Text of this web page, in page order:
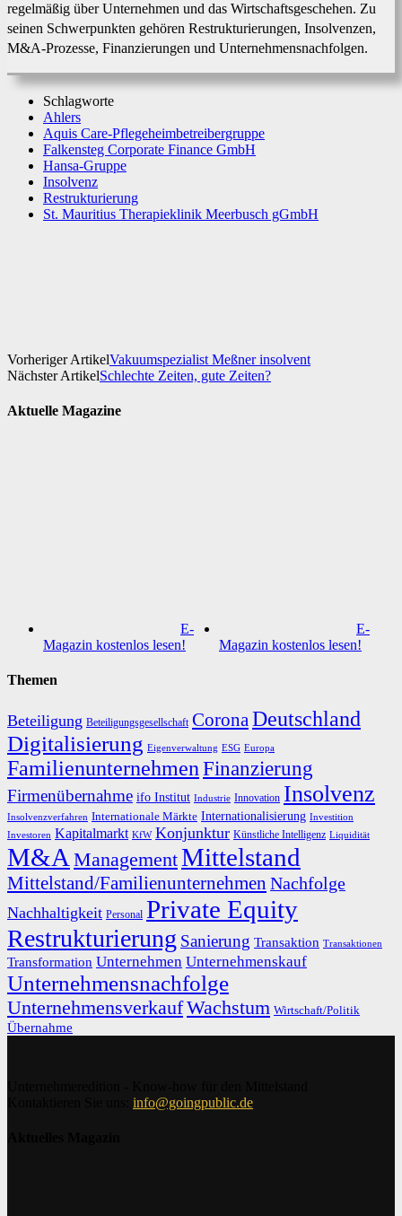
regelmäßig über Unternehmen und das Wirtschaftsgeschehen. Zu
seinen Schwerpunkten gehören Restrukturierungen, Insolvenzen,
M&A-Prozesse, Finanzierungen und Unternehmensnachfolgen.
Schlagworte
Ahlers
Aquis Care-Pflegeheimbetreibergruppe
Falkensteg Corporate Finance GmbH
Hansa-Gruppe
Insolvenz
Restrukturierung
St. Mauritius Therapieklinik Meerbusch gGmbH
Vorheriger ArtikelVakuumspezialist Meßner insolvent
Nächster ArtikelSchlechte Zeiten, gute Zeiten?
Aktuelle Magazine
E-
Magazin kostenlos lesen!
E-
Magazin kostenlos lesen!
Themen
Beteiligung Beteiligungsgesellschaft CoronaDeutschland
Digitalisierung Eigenverwaltung ESG Europa
Familienunternehmen Finanzierung
Firmenübernahme ifo Institut Industrie Innovation Insolvenz
Insolvenzverfahren Internationale Märkte Internationalisierung Investition
Investoren Kapitalmarkt KfW Konjunktur Künstliche Intelligenz Liquidität
M&A ManagementMittelstand
Mittelstand/Familienunternehmen Nachfolge
Nachhaltigkeit Personal Private Equity
Restrukturierung Sanierung Transaktion Transaktionen
Transformation Unternehmen Unternehmenskauf
Unternehmensnachfolge
UnternehmensverkaufWachstum Wirtschaft/Politik
Übernahme
info@goingpublic.de